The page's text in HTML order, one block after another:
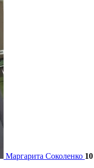
Маргарита Соколенко